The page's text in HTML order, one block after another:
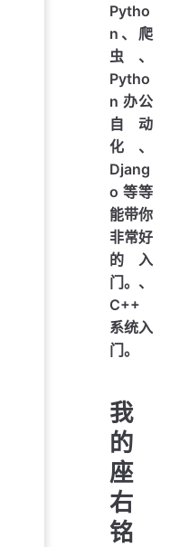
Pytho
n、爬
虫、
Pytho
n 办公
自动
化、
Djang
o 等等
能带你
非常好
的入
门。、
C++
系统入
门。
我
的
座
右
铭